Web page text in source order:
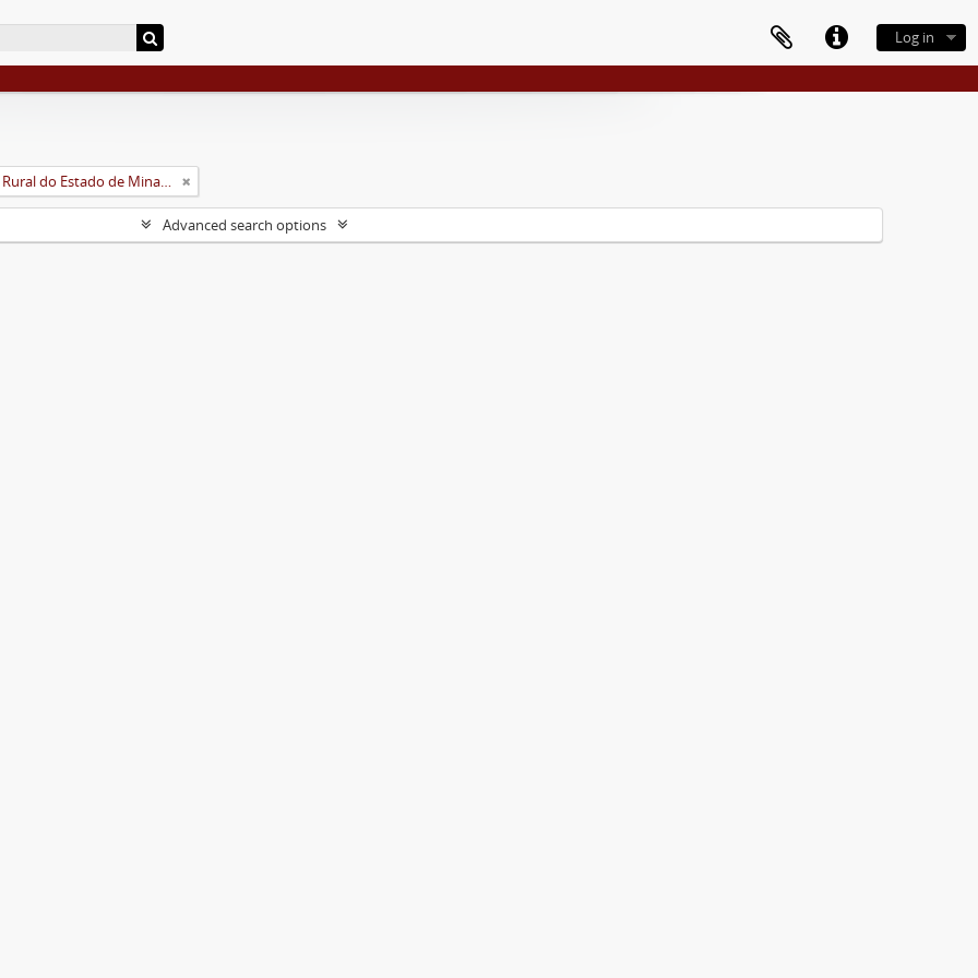
Log in
Universidade Rural do Estado de Minas Gerais (Uremg)
Advanced search options